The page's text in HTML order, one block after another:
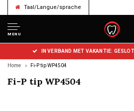
Taal/Langue/sprache
MENU
IN VERBAND MET VAKANTIE:
Home Fi-P tip WP4504
Fi-P tip WP4504